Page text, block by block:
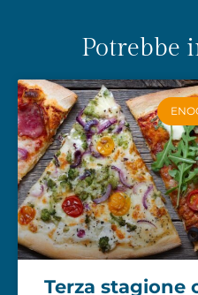
Potrebbe
Terza stagione